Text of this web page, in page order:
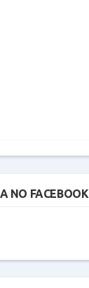
NO FACEBOOK